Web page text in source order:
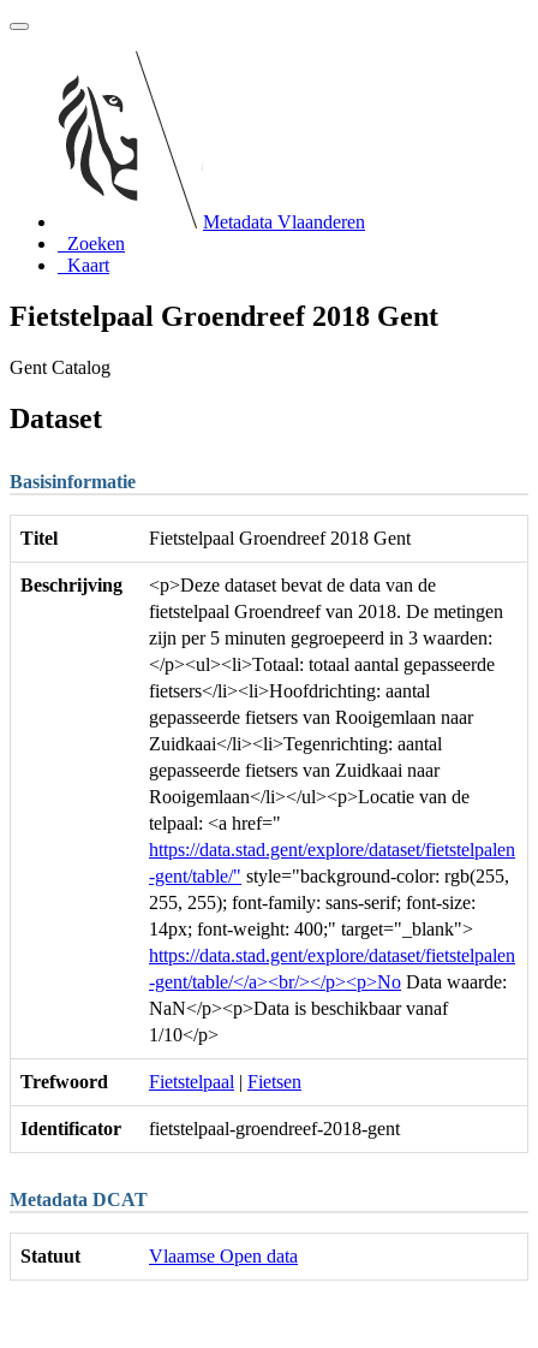
Metadata Vlaanderen
Zoeken
Kaart
Fietstelpaal Groendreef 2018 Gent
Gent Catalog
Dataset
Basisinformatie
Titel Fietstelpaal Groendreef 2018 Gent
Beschrijving
<p>Deze dataset bevat de data van de
fietstelpaal Groendreef van 2018. De metingen
zijn per 5 minuten gegroepeerd in 3 waarden:
</p><ul><li>Totaal: totaal aantal gepasseerde
fietsers</li><li>Hoofdrichting: aantal
gepasseerde fietsers van Rooigemlaan naar
Zuidkaai</li><li>Tegenrichting: aantal
gepasseerde fietsers van Zuidkaai naar
Rooigemlaan</li></ul><p>Locatie van de
telpaal: <a href="
https://data.stad.gent/explore/dataset/fietstelpalen
-gent/table/" style="background-color: rgb(255,
255, 255); font-family: sans-serif; font-size:
14px; font-weight: 400;" target="_blank">
https://data.stad.gent/explore/dataset/fietstelpalen
-gent/table/</a><br/></p><p>No Data waarde:
NaN</p><p>Data is beschikbaar vanaf
1/10</p>
Trefwoord Fietstelpaal | Fietsen
Identificator fietstelpaal-groendreef-2018-gent
Metadata DCAT
Statuut Vlaamse Open data